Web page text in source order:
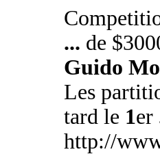
... de
Guido
Les
tard le 1er
http://